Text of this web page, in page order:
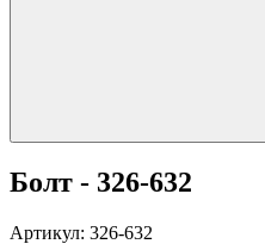
Болт - 326-632
Артикул: 326-632